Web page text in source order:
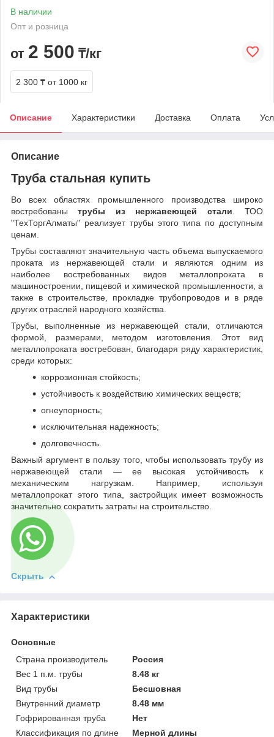
В наличии
Опт и розница
от 2 500 ₸/кг
2 300 ₸ от 1000 кг
Описание Характеристики Доставка Оплата
Описание
Труба стальная купить
Во всех областях промышленного производства широко
востребованытрубы из нержавеющей стали. ТОО
"ТехТоргАлматы" реализует трубы этого типа по доступным
ценам.
Трубы составляют значительную часть объема выпускаемого
проката из нержавеющей стали и являются одним из
наиболее востребованных видов металлопроката в
машиностроении, пищевой и химической промышленности, а
также в строительстве, прокладке трубопроводов и в ряде
других отраслей народного хозяйства.
Трубы, выполненные из нержавеющей стали, отличаются
формой, размерами, методом изготовления. Этот вид
металлопроката востребован, благодаря ряду характеристик,
среди которых:
коррозионная стойкость;
устойчивость к воздействию химических веществ;
огнеупорность;
исключительная надежность;
долговечность.
Важный аргумент в пользу того, чтобы использовать трубу из
нержавеющей стали — ее высокая устойчивость к
механическим нагрузкам. Например, используя
металлопрокат этого типа, застройщик имеет возможность
значительно сократить затраты на строительство.
Скрыть
Характеристики
Основные
Страна производитель
Россия
Вес 1 п.м. трубы
8.48 кг
Вид трубы
Бесшовная
Внутренний диаметр
8.48 мм
Гофрированная труба
Нет
Классификация по длине
Мерной длины